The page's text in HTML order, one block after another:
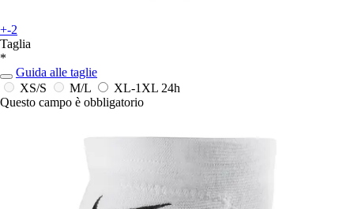
+-2
Taglia
*
Guida alle taglie
XS/S
M/L XL-1XL 24h
Questo campo è obbligatorio